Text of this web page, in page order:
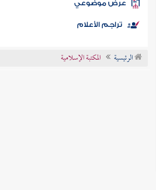
الكتب
موضوعي
تراجم الأعلام
الرئيسية المكتبة الإسلامية